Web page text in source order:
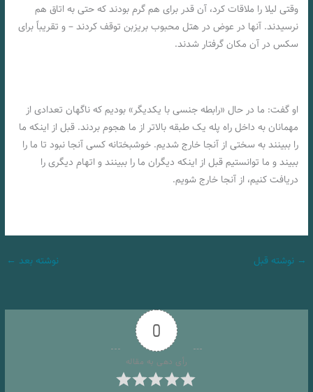
وقتی لیلا را ملاقات کرد، آن قدر برای هم گرم بودند که حتی به اتاق هم
نرسیدند. آنها در عوض در هتل محبوب بریزبن توقف کردند – و تقریباً برای
سکس در آن مکان گرفتار شدند.
او گفت: ما در حال «رابطه جنسی با یکدیگر» بودیم که ناگهان تعدادی از
مهمانان به داخل راه پله یک طبقه بالاتر از ما هجوم بردند. قبل از اینکه ما
را ببینند به سختی از آنجا خارج شدیم. خوشبختانه کسی آنجا نبود تا ما را
ببیند و ما توانستیم قبل از اینکه دیگران ما را ببینند و اتهام دیگری را
دریافت کنیم، از آنجا خارج شویم.
→ نوشته قبل نوشته بعد ←
0
رأی دهی به مقاله